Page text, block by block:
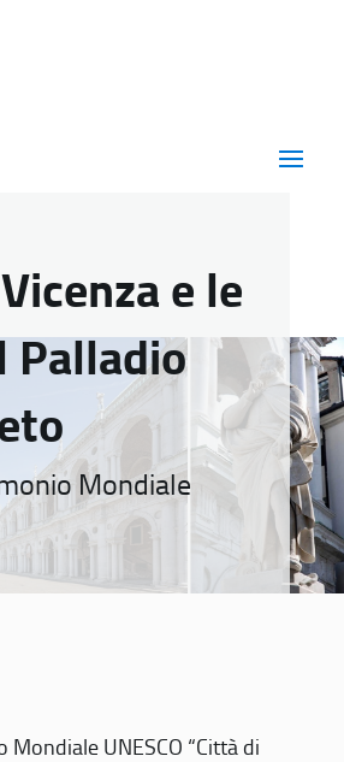
e le
Palladio
Mondiale
UNESCO “Città di